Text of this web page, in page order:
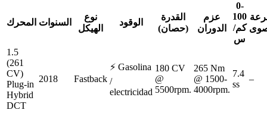
المحرك السنوات
نوع
الهيكل
الوقود
القدرة
(حصان)
عزم
الدوران
0-
100
كم/
س
1.5
(261
CV)
Plug-in
Hybrid
DCT
2018 Fastback
⚡ Gasolina
/
electricidad
180 CV
@
5500rpm.
265 Nm
@ 1500-
4000rpm.
7.4
ss
–